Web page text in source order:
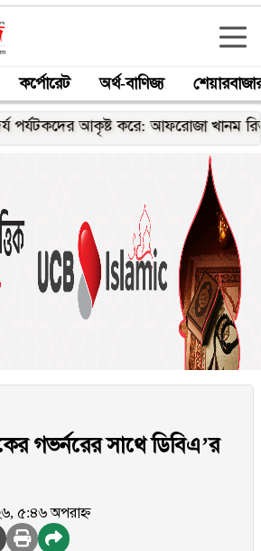
কর্পোরেট অর্থ-বাণিজ্য
আকৃষ্ট করে: আফরোজা খানম রিতা
গভর্নরের সাথে ডিবিএ’র
৫:৪৬ অপরাহ্ন